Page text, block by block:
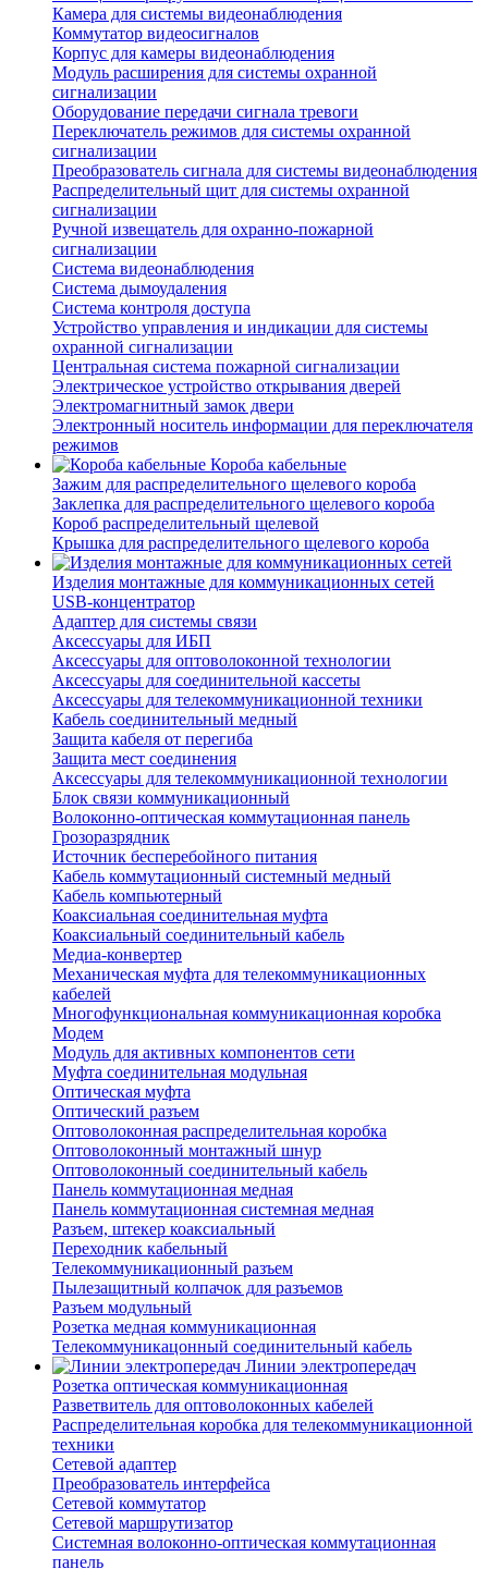
Камера для системы видеонаблюдения
Коммутатор видеосигналов
Корпус для камеры видеонаблюдения
Модуль расширения для системы охранной
сигнализации
Оборудование передачи сигнала тревоги
Переключатель режимов для системы охранной
сигнализации
Преобразователь сигнала для системы видеонаблюдения
Распределительный щит для системы охранной
сигнализации
Ручной извещатель для охранно-пожарной
сигнализации
Система видеонаблюдения
Система дымоудаления
Система контроля доступа
Устройство управления и индикации для системы
охранной сигнализации
Центральная система пожарной сигнализации
Электрическое устройство открывания дверей
Электромагнитный замок двери
Электронный носитель информации для переключателя
режимов
Короба кабельные
Зажим для распределительного щелевого короба
Заклепка для распределительного щелевого короба
Короб распределительный щелевой
Крышка для распределительного щелевого короба
Изделия монтажные для коммуникационных сетей
USB-концентратор
Адаптер для системы связи
Аксессуары для ИБП
Аксессуары для оптоволоконной технологии
Аксессуары для соединительной кассеты
Аксессуары для телекоммуникационной техники
Кабель соединительный медный
Защита кабеля от перегиба
Защита мест соединения
Аксессуары для телекоммуникационной технологии
Блок связи коммуникационный
Волоконно-оптическая коммутационная панель
Грозоразрядник
Источник бесперебойного питания
Кабель коммутационный системный медный
Кабель компьютерный
Коаксиальная соединительная муфта
Коаксиальный соединительный кабель
Медиа-конвертер
Механическая муфта для телекоммуникационных
кабелей
Многофункциональная коммуникационная коробка
Модем
Модуль для активных компонентов сети
Муфта соединительная модульная
Оптическая муфта
Оптический разъем
Оптоволоконная распределительная коробка
Оптоволоконный монтажный шнур
Оптоволоконный соединительный кабель
Панель коммутационная медная
Панель коммутационная системная медная
Разъем, штекер коаксиальный
Переходник кабельный
Телекоммуникационный разъем
Пылезащитный колпачок для разъемов
Разъем модульный
Розетка медная коммуникационная
Телекоммуникацонный соединительный кабель
Линии электропередач
Розетка оптическая коммуникационная
Разветвитель для оптоволоконных кабелей
Распределительная коробка для телекоммуникационной
техники
Сетевой адаптер
Преобразователь интерфейса
Сетевой коммутатор
Сетевой маршрутизатор
Системная волоконно-оптическая коммутационная
панель